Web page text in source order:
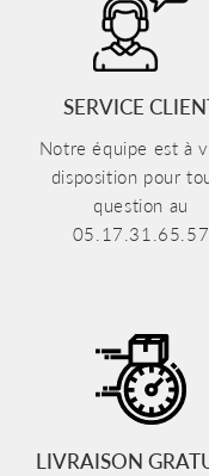
SERVICE
Notre équipe est à
disposition pour
question au
05.17.31.65.57
LIVRAISON